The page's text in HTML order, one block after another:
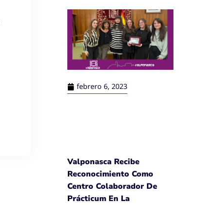
febrero 6, 2023
Valponasca Recibe
Reconocimiento Como
Centro Colaborador De
Prácticum En La